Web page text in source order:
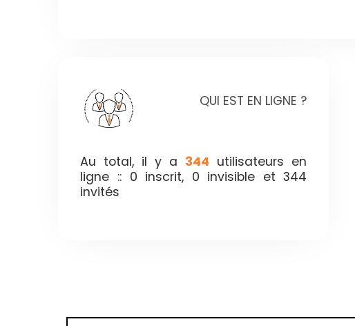
QUI EST EN LIGNE ?
Au total, il y a 344 utilisateurs en
ligne :: 0 inscrit, 0 invisible et 344
invités